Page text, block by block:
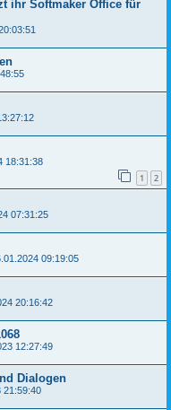
ihr Softmaker Office für
18:31:38
1 2
07:31:25
09:19:05
20:16:42
12:27:49
Dialogen
21:59:40